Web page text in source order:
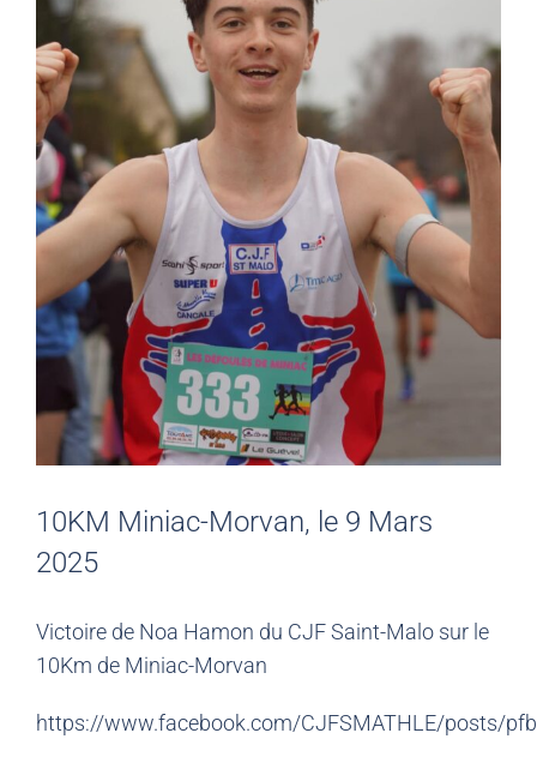
10KM Miniac-Morvan, le 9 Mars
2025
Victoire de Noa Hamon du CJF Saint-Malo sur le
10Km de Miniac-Morvan
https://www.facebook.com/CJFSMATHLE/posts/